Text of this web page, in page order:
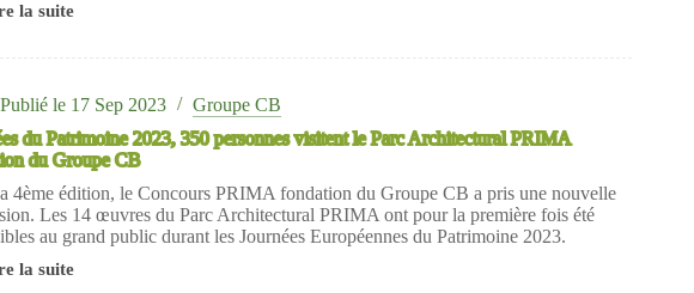
la suite
Publié le 17 Sep 2023
Groupe CB
du Patrimoine 2023, 350 personnes visitent le Parc Architectural PRIMA
du Groupe CB
4ème édition, le Concours PRIMA fondation du Groupe CB a pris une nouvelle
Les 14 œuvres du Parc Architectural PRIMA ont pour la première fois été
au grand public durant les Journées Européennes du Patrimoine 2023.
la suite